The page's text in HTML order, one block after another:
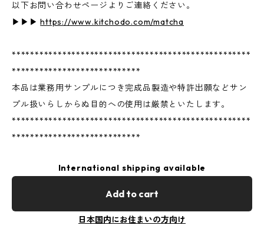
以下お問い合わせページよりご連絡ください。
▶︎▶︎▶︎https://www.kitchodo.com/matcha
****************************************************
****************************
本品は業務用サンプルにつき完成品製造や特許出願などサン
プル扱いらしからぬ目的への使用は厳禁といたします。
****************************************************
****************************
International shipping available
Add to cart
日本国内にお住まいの方向け